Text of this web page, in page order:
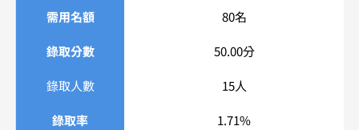
需用名額 80名
錄取分數 50.00分
錄取人數 15人
錄取率 1.71%